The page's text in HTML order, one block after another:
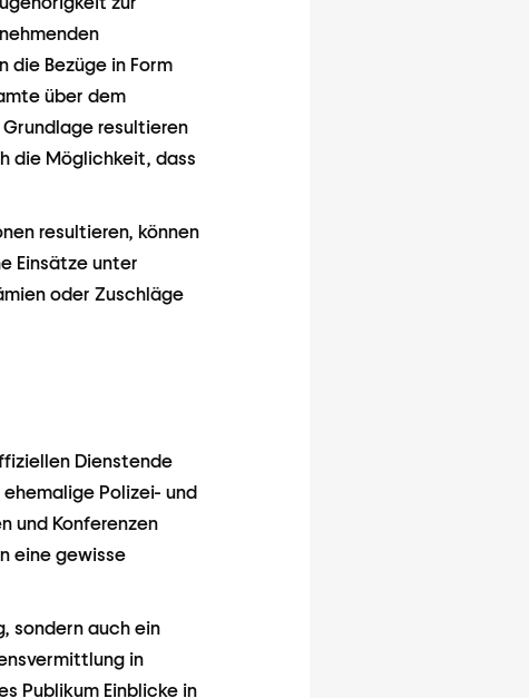
die Bezüge in Form
über dem
resultieren
die Möglichkeit, dass
resultieren, können
Einsätze unter
oder Zuschläge
Dienstende
Polizei- und
und Konferenzen
eine gewisse
sondern auch ein
in
Publikum Einblicke in